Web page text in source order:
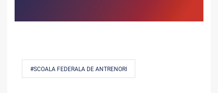
#SCOALA FEDERALA DE ANTRENORI